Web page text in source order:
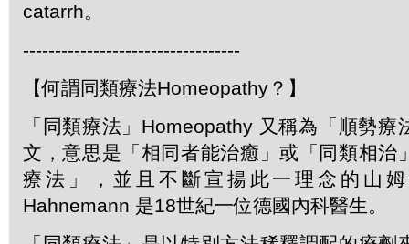
catarrh。
----------------------------------
【何謂同類療法Homeopathy？】
「同類療法」Homeopathy 又稱為「順勢療
文，意思是「相同者能治癒」或「同類相治
療法」，並且不斷宣揚此一理念的山
Hahnemann 是18世紀一位德國內科醫生。